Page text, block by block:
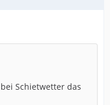
Schietwetter das